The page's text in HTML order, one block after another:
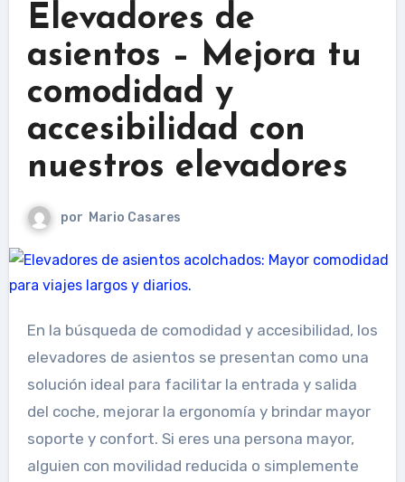
Elevadores de
asientos – Mejora tu
comodidad y
accesibilidad con
nuestros elevadores
por Mario Casares
En la búsqueda de comodidad y accesibilidad, los
elevadores de asientos se presentan como una
solución ideal para facilitar la entrada y salida
del coche, mejorar la ergonomía y brindar mayor
soporte y confort. Si eres una persona mayor,
alguien con movilidad reducida o simplemente